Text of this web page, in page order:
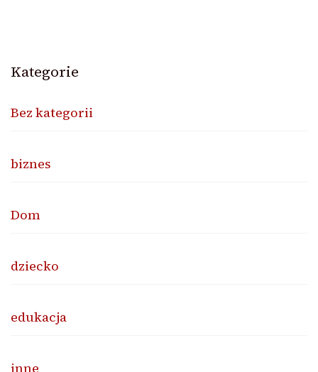
Kategorie
Bez kategorii
biznes
Dom
dziecko
edukacja
inne